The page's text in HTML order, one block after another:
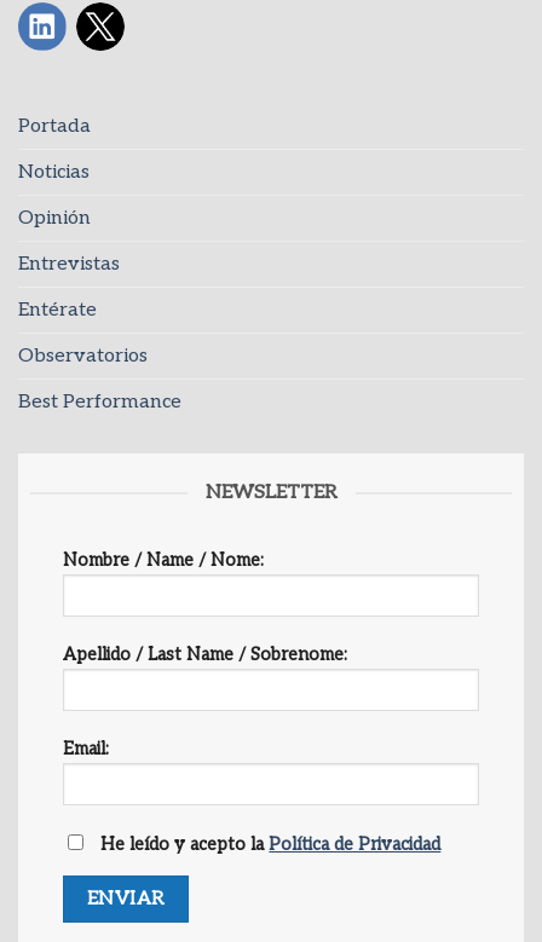
Portada
Noticias
Opinión
Entrevistas
Entérate
Observatorios
Best Performance
NEWSLETTER
Nombre / Name / Nome:
Apellido / Last Name / Sobrenome:
Email:
He leído y acepto laPolítica de Privacidad